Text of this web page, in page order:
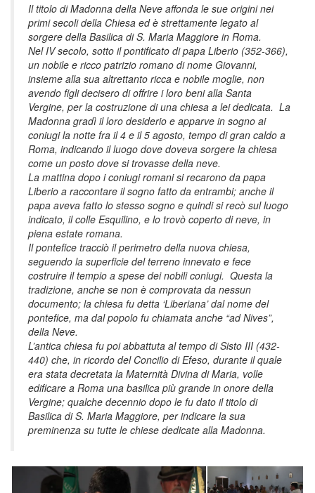
Il titolo di Madonna della Neve affonda le sue origini nei
primi secoli della Chiesa ed è strettamente legato al
sorgere della Basilica di S. Maria Maggiore in Roma.
Nel IV secolo, sotto il pontificato di papa Liberio (352-366),
un nobile e ricco patrizio romano di nome Giovanni,
insieme alla sua altrettanto ricca e nobile moglie, non
avendo figli decisero di offrire i loro beni alla Santa
Vergine, per la costruzione di una chiesa a lei dedicata. La
Madonna gradì il loro desiderio e apparve in sogno ai
coniugi la notte fra il 4 e il 5 agosto, tempo di gran caldo a
Roma, indicando il luogo dove doveva sorgere la chiesa
come un posto dove si trovasse della neve.
La mattina dopo i coniugi romani si recarono da papa
Liberio a raccontare il sogno fatto da entrambi; anche il
papa aveva fatto lo stesso sogno e quindi si recò sul luogo
indicato, il colle Esquilino, e lo trovò coperto di neve, in
piena estate romana.
Il pontefice tracciò il perimetro della nuova chiesa,
seguendo la superficie del terreno innevato e fece
costruire il tempio a spese dei nobili coniugi. Questa la
tradizione, anche se non è comprovata da nessun
documento; la chiesa fu detta ‘Liberiana’ dal nome del
pontefice, ma dal popolo fu chiamata anche “ad Nives”,
della Neve.
L’antica chiesa fu poi abbattuta al tempo di Sisto III (432-
440) che, in ricordo del Concilio di Efeso, durante il quale
era stata decretata la Maternità Divina di Maria, volle
edificare a Roma una basilica più grande in onore della
Vergine; qualche decennio dopo le fu dato il titolo di
Basilica di S. Maria Maggiore, per indicare la sua
preminenza su tutte le chiese dedicate alla Madonna.